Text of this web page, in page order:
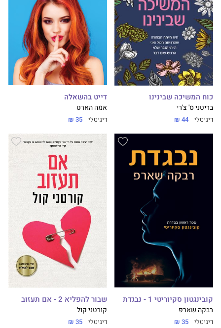
כוח המשיכה שבינינו
בריטני ס' צ'רי
דיגיטלי 44 ₪
דייט בהשאלה
אמה הארט
דיגיטלי 35 ₪
קובינגטון סקיוריטי 1 - נבגדת
רבקה שארפ
דיגיטלי 35 ₪
שבור להפליא 2 - אם תעזוב
קורטני קול
דיגיטלי 35 ₪